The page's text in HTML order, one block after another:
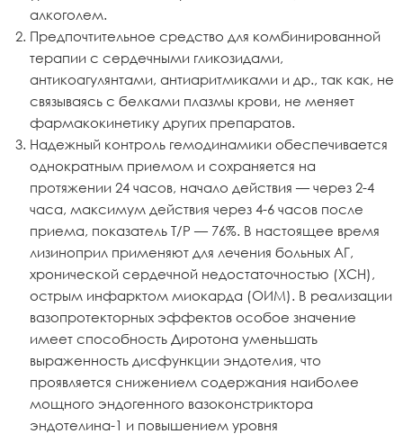
алкоголем.
Предпочтительное средство для комбинированной
терапии с сердечными гликозидами,
антикоагулянтами, антиаритмиками и др., так как, не
связываясь с белками плазмы крови, не меняет
фармакокинетику других препаратов.
Надежный контроль гемодинамики обеспечивается
однократным приемом и сохраняется на
протяжении 24 часов, начало действия — через 2-4
часа, максимум действия через 4-6 часов после
приема, показатель T/P — 76%. В настоящее время
лизиноприл применяют для лечения больных АГ,
хронической сердечной недостаточностью (ХСН),
острым инфарктом миокарда (ОИМ). В реализации
вазопротекторных эффектов особое значение
имеет способность Диротона уменьшать
выраженность дисфункции эндотелия, что
проявляется снижением содержания наиболее
мощного эндогенного вазоконстриктора
эндотелина-1 и повышением уровня